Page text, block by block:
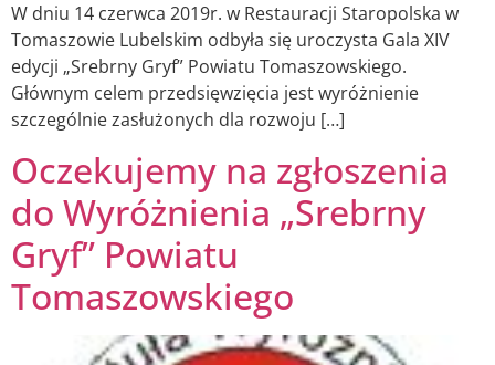
W dniu 14 czerwca 2019r. w Restauracji Staropolska w
Tomaszowie Lubelskim odbyła się uroczysta Gala XIV
edycji „Srebrny Gryf” Powiatu Tomaszowskiego.
Głównym celem przedsięwzięcia jest wyróżnienie
szczególnie zasłużonych dla rozwoju […]
Oczekujemy na zgłoszenia
do Wyróżnienia „Srebrny
Gryf” Powiatu
Tomaszowskiego